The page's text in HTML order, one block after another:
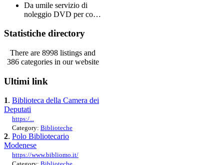
Da umile servizio di
noleggio DVD per co…
Statistiche directory
There are 8998 listings and
386 categories in our website
Ultimi link
1. Biblioteca della Camera dei
Deputati
https:/...
Category: Biblioteche
2. Polo Bibliotecario
Modenese
https://www.bibliomo.it/